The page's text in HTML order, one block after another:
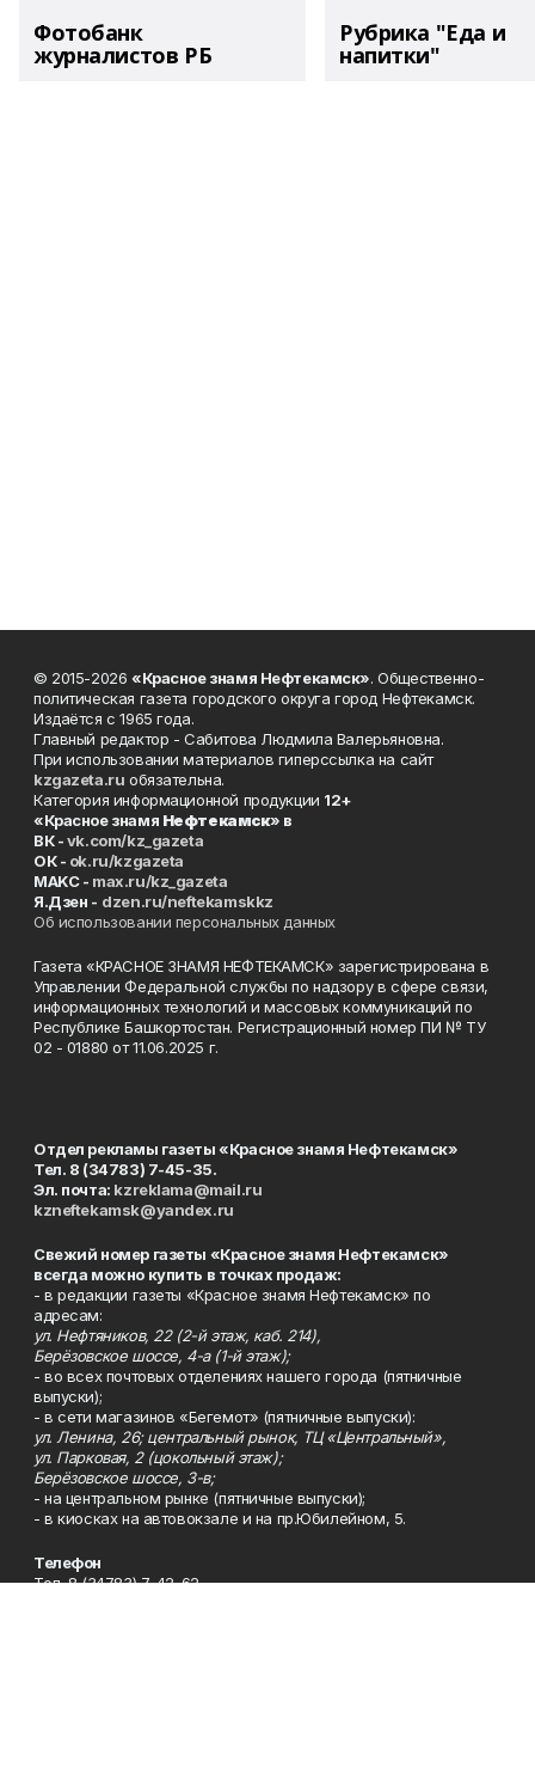
Фотобанк
журналистов РБ
Рубрика "Еда и
напитки"
© 2015-2026 «Красное знамя Нефтекамск». Общественно-
политическая газета городского округа город Нефтекамск.
Издаётся с 1965 года.
Главный редактор - Сабитова Людмила Валерьяновна.
При использовании материалов гиперссылка на сайт
kzgazeta.ru обязательна.
Категория информационной продукции 12+
«Красное знамя Нефтекамск» в
ВК -vk.com/kz_gazeta
ОК - ok.ru/kzgazeta
MAKC - max.ru/kz_gazeta
Я.Дзен - dzen.ru/neftekamskkz
Об использовании персональных данных
Газета «КРАСНОЕ ЗНАМЯ НЕФТЕКАМСК» зарегистрирована в
Управлении Федеральной службы по надзору в сфере связи,
информационных технологий и массовых коммуникаций по
Республике Башкортостан. Регистрационный номер ПИ № ТУ
02 - 01880 от 11.06.2025 г.
Отдел рекламы газеты «Красное знамя Нефтекамск»
Тел. 8 (34783) 7-45-35.
Эл. почта: kzreklama@mail.ru
kzneftekamsk@yandex.ru
Свежий номер газеты «Красное знамя Нефтекамск»
всегда можно купить в точках продаж:
- в редакции газеты «Красное знамя Нефтекамск» по
адресам:
ул. Нефтяников, 22 (2-й этаж, каб. 214),
Берёзовское шоссе, 4-а (1-й этаж);
- во всех почтовых отделениях нашего города (пятничные
выпуски);
- в сети магазинов «Бегемот» (пятничные выпуски):
ул. Ленина, 26; центральный рынок, ТЦ «Центральный»,
ул. Парковая, 2 (цокольный этаж);
Берёзовское шоссе, 3-в;
- на центральном рынке (пятничные выпуски);
- в киосках на автовокзале и на пр.Юбилейном, 5.
Телефон
Тел. 8 (34783) 7-42-62.